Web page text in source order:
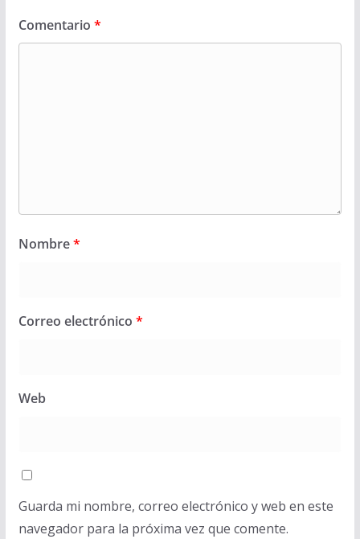
Comentario *
Nombre*
Correo electrónico *
Web
Guarda mi nombre, correo electrónico y web en este
navegador para la próxima vez que comente.